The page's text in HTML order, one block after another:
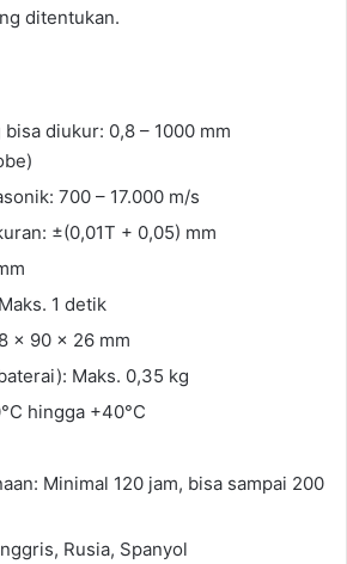
ditentukan.
bisa diukur: 0,8 – 1000 mm
700 – 17.000 m/s
±(0,01T + 0,05) mm
1 detik
× 90 × 26 mm
Maks. 0,35 kg
hingga +40°C
Minimal 120 jam, bisa sampai 200
Rusia, Spanyol